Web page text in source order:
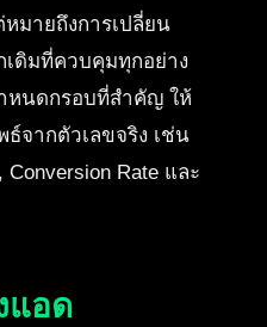
หมายถึงการเปลี่ยน
ดิมที่ควบคุมทุกอย่าง
หนดกรอบที่สำคัญ ให้
จากตัวเลขจริง เช่น
Conversion Rate และ
แอด